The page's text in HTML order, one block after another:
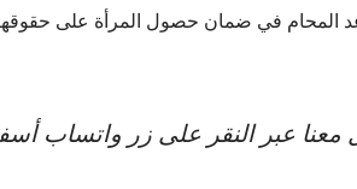
المحام في ضمان حصول المرأة على حقوقها
معنا عبر النقر على زر واتساب